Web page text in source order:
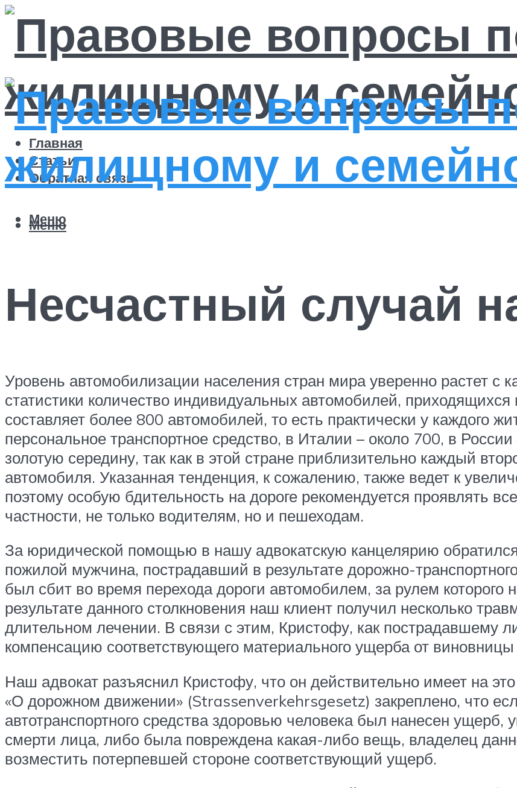
Главная
Статьи
Обратная связь
Меню
Меню
Несчастный случай
Уровень автомобилизации населения стран мира уверенно растет с
статистики количество индивидуальных автомобилей,
составляет более 800 автомобилей, то есть практически у каждого
персональное транспортное средство, в Италии – около 700, в
золотую середину, так как в этой стране приблизительно каждый
автомобиля. Указанная тенденция, к сожалению, также ведет к
поэтому особую бдительность на дороге рекомендуется проявлять
частности, не только водителям, но и пешеходам.
За юридической помощью в нашу адвокатскую канцелярию
пожилой мужчина, пострадавший в результате дорожно-
был сбит во время перехода дороги автомобилем, за рулем
результате данного столкновения наш клиент получил несколько
длительном лечении. В связи с этим, Кристофу, как пострадавшему
компенсацию соответствующего материального ущерба от
Наш адвокат разъяснил Кристофу, что он действительно имеет на
«О дорожном движении» (Strassenverkehrsgesetz) закреплено, что
автотранспортного средства здоровью человека был нанесен ущерб,
смерти лица, либо была повреждена какая-либо вещь, владелец
возместить потерпевшей стороне соответствующий ущерб.